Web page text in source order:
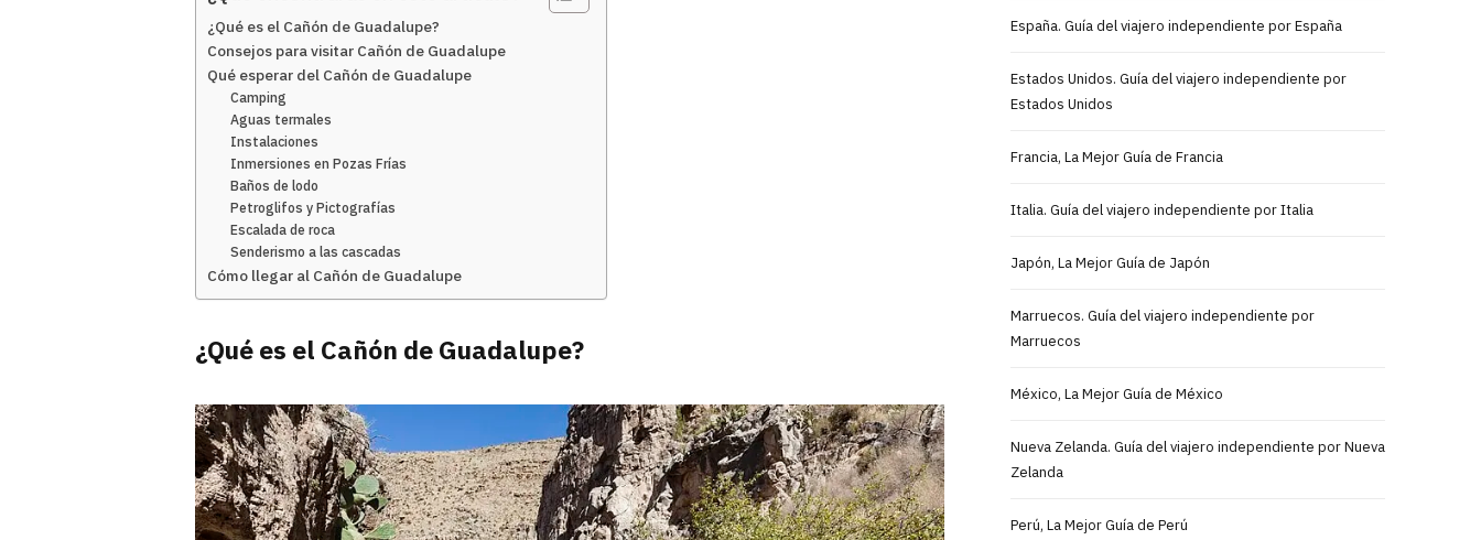
¿Qué es el Cañón de Guadalupe?
Consejos para visitar Cañón de Guadalupe
Qué esperar del Cañón de Guadalupe
Camping
Aguas termales
Instalaciones
Inmersiones en Pozas Frías
Baños de lodo
Petroglifos y Pictografías
Escalada de roca
Senderismo a las cascadas
Cómo llegar al Cañón de Guadalupe
¿Qué es el Cañón de Guadalupe?
España. Guía del viajero independiente por España
Estados Unidos. Guía del viajero independiente por
Estados Unidos
Francia, La Mejor Guía de Francia
Italia. Guía del viajero independiente por Italia
Japón, La Mejor Guía de Japón
Marruecos. Guía del viajero independiente por
Marruecos
México, La Mejor Guía de México
Nueva Zelanda. Guía del viajero independiente por Nueva
Zelanda
Perú, La Mejor Guía de Perú